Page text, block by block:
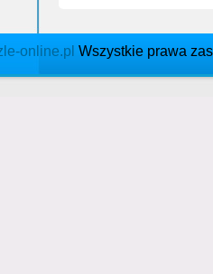
online.pl Wszystkie prawa